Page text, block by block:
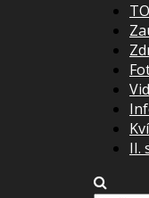
II.